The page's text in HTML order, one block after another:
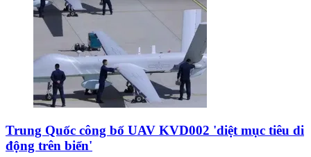
Trung Quốc công bố UAV KVD002 'diệt mục tiêu di
động trên biển'